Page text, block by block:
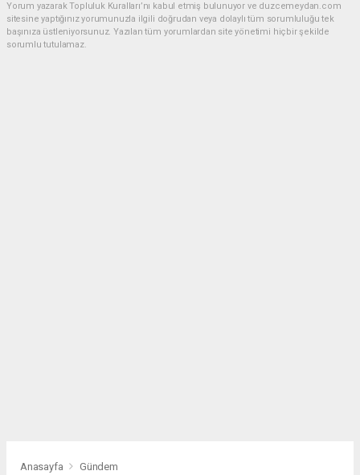
Yorum yazarak Topluluk Kuralları’nı kabul etmiş bulunuyor ve duzcemeydan.com
sitesine yaptığınız yorumunuzla ilgili doğrudan veya dolaylı tüm sorumluluğu tek
başınıza üstleniyorsunuz. Yazılan tüm yorumlardan site yönetimi hiçbir şekilde
sorumlu tutulamaz.
Anasayfa Gündem